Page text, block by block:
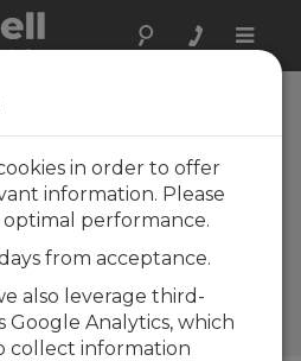
Toggle
en
aux
in order to offer
information. Please
performance.
from acceptance.
also leverage third-
Google Analytics, which
collect information